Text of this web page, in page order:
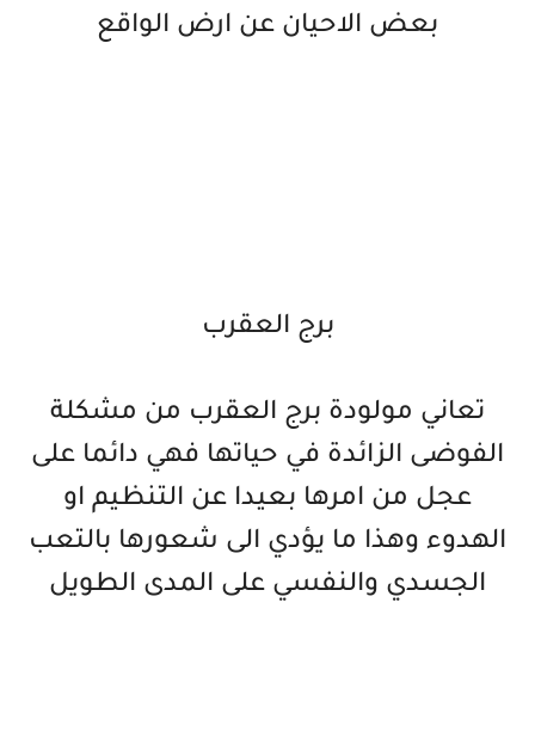
بعض الاحيان عن ارض الواقع
برج العقرب
تعاني مولودة برج العقرب من مشكلة
الفوضى الزائدة في حياتها فهي دائما على
عجل من امرها بعيدا عن التنظيم او
الهدوء وهذا ما يؤدي الى شعورها بالتعب
الجسدي والنفسي على المدى الطويل